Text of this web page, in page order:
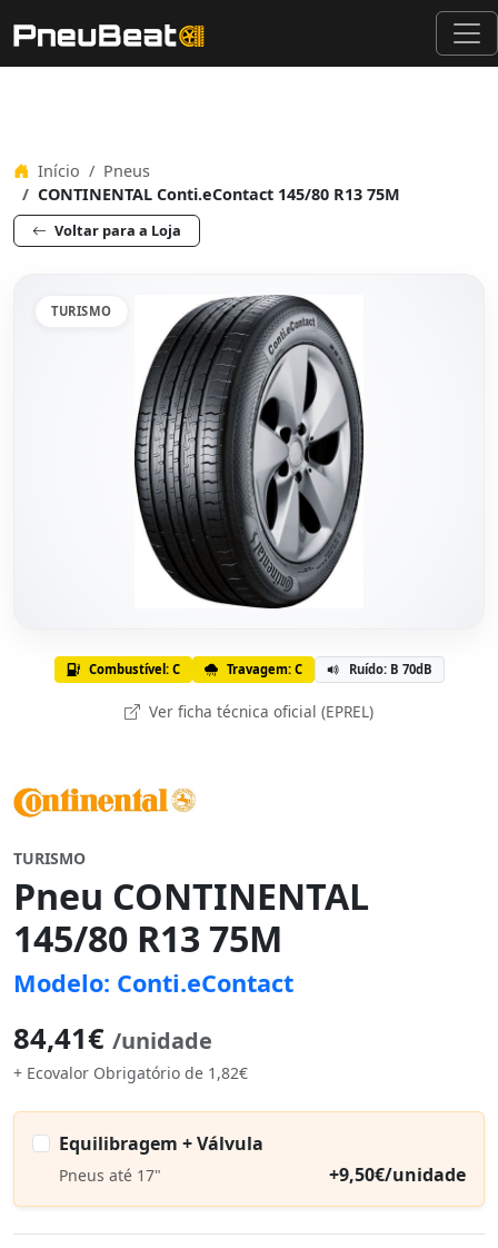
Início
Pneus
CONTINENTAL Conti.eContact 145/80 R13 75M
Voltar para a Loja
TURISMO
Combustível: C Travagem: C Ruído: B 70dB
Ver ficha técnica oficial (EPREL)
TURISMO
Pneu CONTINENTAL
145/80 R13 75M
Modelo: Conti.eContact
84,41€ /unidade
+ Ecovalor Obrigatório de 1,82€
Equilibragem + Válvula
Pneus até 17" +9,50€/unidade